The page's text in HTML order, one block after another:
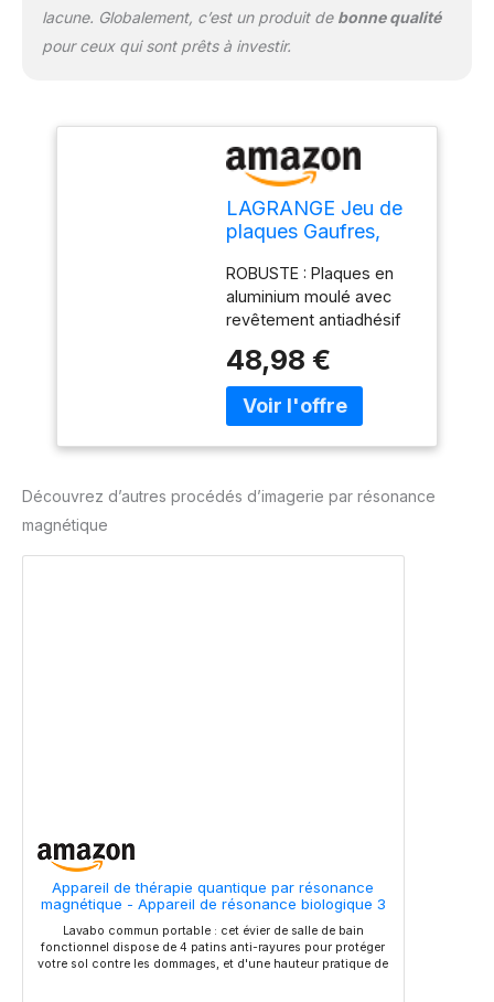
lacune. Globalement, c’est un produit de bonne qualité
pour ceux qui sont prêts à investir.
LAGRANGE Jeu de
plaques Gaufres,
tous les gaufriers
"Super2" fabriqués
depuis 2013,
Plaques en
aluminium moulé,
Revêtement
antiadhésif double
ROBUSTE : Plaques en
aluminium moulé avec
revêtement antiadhésif
UTILISER : Plaques
amovibles fixées par vis
centrale. Il suffit de
COMPATIBILITE : Ce jeu
compatible avec tous les
48,98 €
Découvrez d’autres procédés d’imagerie par résonance
magnétique
Appareil de thérapie quantique par résonance
magnétique - Appareil de résonance biologique 3
santé
Lavabo commun portable : cet évier de salle de bain
fonctionnel dispose de 4 patins anti-rayures pour protéger
votre sol contre les dommages, et d'une hauteur pratique de